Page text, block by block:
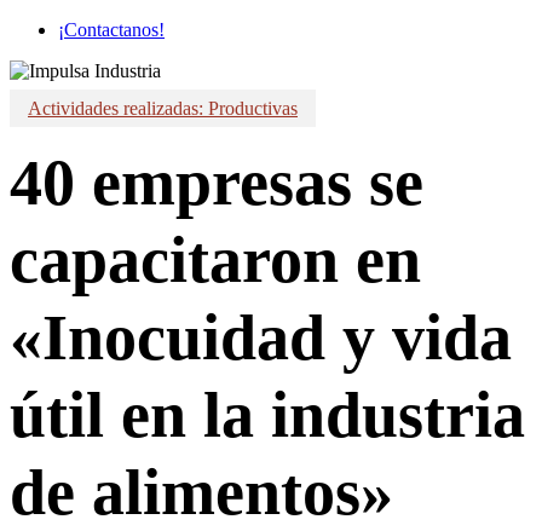
¡Contactanos!
Actividades realizadas: Productivas
40 empresas se
capacitaron en
«Inocuidad y vida
útil en la industria
de alimentos»